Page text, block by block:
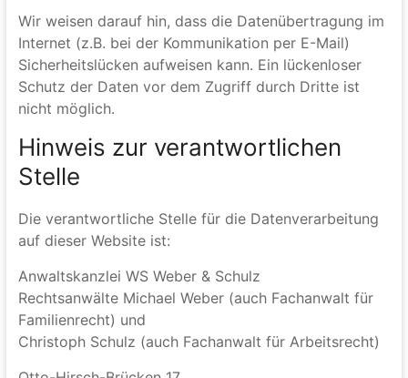
vorliegende Datenschutzerklärung erläutert, welche
Daten wir erheben und wofür wir sie nutzen. Sie
erläutert auch, wie und zu welchem Zweck das
geschieht.
Wir weisen darauf hin, dass die Datenübertragung im
Internet (z.B. bei der Kommunikation per E-Mail)
Sicherheitslücken aufweisen kann. Ein lückenloser
Schutz der Daten vor dem Zugriff durch Dritte ist
Hinweis zur verantwortlichen
Stelle
Die verantwortliche Stelle für die Datenverarbeitung
auf dieser Website ist:
Anwaltskanzlei WS Weber & Schulz